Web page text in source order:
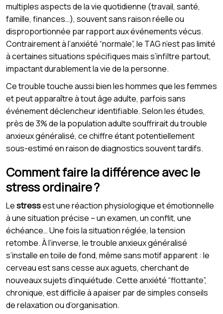
multiples aspects de la vie quotidienne (travail, santé,
famille, finances…), souvent sans raison réelle ou
disproportionnée par rapport aux événements vécus.
Contrairement à l’anxiété “normale”, le TAG n’est pas limité
à certaines situations spécifiques mais s’infiltre partout,
impactant durablement la vie de la personne.
Ce trouble touche aussi bien les hommes que les femmes
et peut apparaître à tout âge adulte, parfois sans
événement déclencheur identifiable. Selon les études,
près de 3% de la population adulte souffrirait du trouble
anxieux généralisé, ce chiffre étant potentiellement
sous-estimé en raison de diagnostics souvent tardifs.
Comment faire la différence avec le
stress ordinaire ?
Lestressest une réaction physiologique et émotionnelle
à une situation précise – un examen, un conflit, une
échéance… Une fois la situation réglée, la tension
retombe. À l’inverse, le trouble anxieux généralisé
s’installe en toile de fond, même sans motif apparent : le
cerveau est sans cesse aux aguets, cherchant de
nouveaux sujets d’inquiétude. Cette anxiété “flottante”,
chronique, est difficile à apaiser par de simples conseils
de relaxation ou d’organisation.